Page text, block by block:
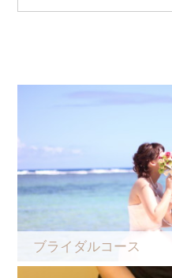
ブライダルコース